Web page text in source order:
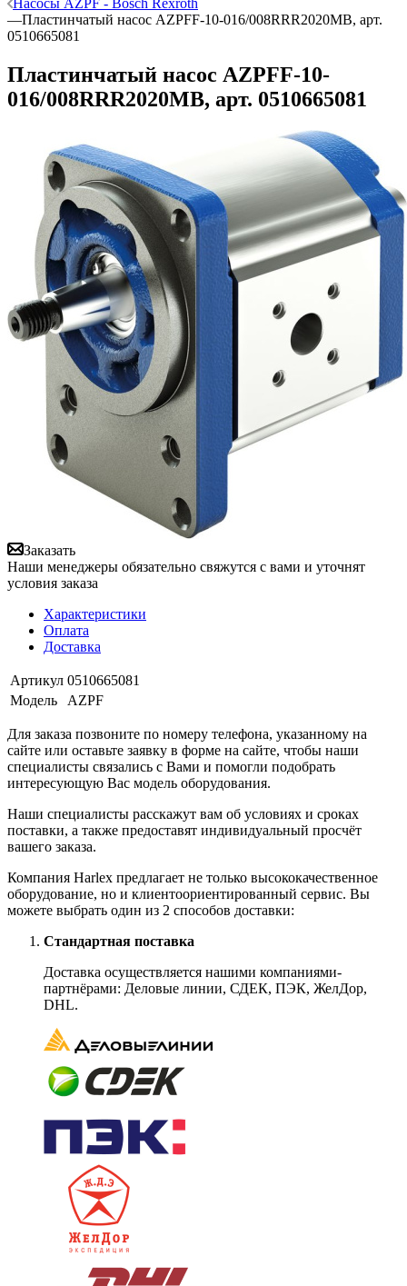
Насосы AZPF - Bosch Rexroth
—Пластинчатый насос AZPFF-10-016/008RRR2020MB, арт.
0510665081
Пластинчатый насос AZPFF-10-
016/008RRR2020MB, арт. 0510665081
Заказать
Наши менеджеры обязательно свяжутся с вами и уточнят
условия заказа
Характеристики
Оплата
Доставка
Артикул 0510665081
Модель
AZPF
Для заказа позвоните по номеру телефона, указанному на
сайте или оставьте заявку в форме на сайте, чтобы наши
специалисты связались с Вами и помогли подобрать
интересующую Вас модель оборудования.
Наши специалисты расскажут вам об условиях и сроках
поставки, а также предоставят индивидуальный просчёт
вашего заказа.
Компания Harlex предлагает не только высококачественное
оборудование, но и клиентоориентированный сервис. Вы
можете выбрать один из 2 способов доставки:
Стандартная поставка
Доставка осуществляется нашими компаниями-
партнёрами: Деловые линии, СДЕК, ПЭК, ЖелДор,
DHL.